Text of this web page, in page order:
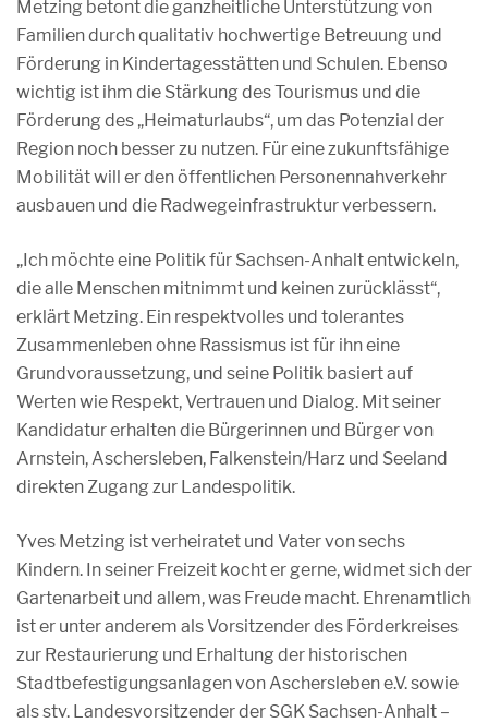
Metzing betont die ganzheitliche Unterstützung von
Familien durch qualitativ hochwertige Betreuung und
Förderung in Kindertagesstätten und Schulen. Ebenso
wichtig ist ihm die Stärkung des Tourismus und die
Förderung des „Heimaturlaubs“, um das Potenzial der
Region noch besser zu nutzen. Für eine zukunftsfähige
Mobilität will er den öffentlichen Personennahverkehr
ausbauen und die Radwegeinfrastruktur verbessern.
„Ich möchte eine Politik für Sachsen-Anhalt entwickeln,
die alle Menschen mitnimmt und keinen zurücklässt“,
erklärt Metzing. Ein respektvolles und tolerantes
Zusammenleben ohne Rassismus ist für ihn eine
Grundvoraussetzung, und seine Politik basiert auf
Werten wie Respekt, Vertrauen und Dialog. Mit seiner
Kandidatur erhalten die Bürgerinnen und Bürger von
Arnstein, Aschersleben, Falkenstein/Harz und Seeland
direkten Zugang zur Landespolitik.
Yves Metzing ist verheiratet und Vater von sechs
Kindern. In seiner Freizeit kocht er gerne, widmet sich der
Gartenarbeit und allem, was Freude macht. Ehrenamtlich
ist er unter anderem als Vorsitzender des Förderkreises
zur Restaurierung und Erhaltung der historischen
Stadtbefestigungsanlagen von Aschersleben e.V. sowie
als stv. Landesvorsitzender der SGK Sachsen-Anhalt –